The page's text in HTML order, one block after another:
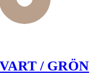
/ GRÖN